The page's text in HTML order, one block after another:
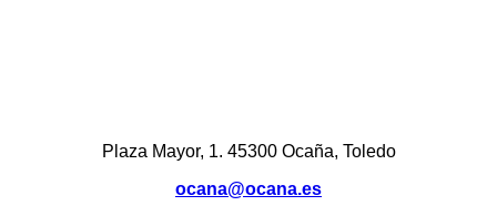
Plaza Mayor, 1. 45300 Ocaña, Toledo
ocana@ocana.es